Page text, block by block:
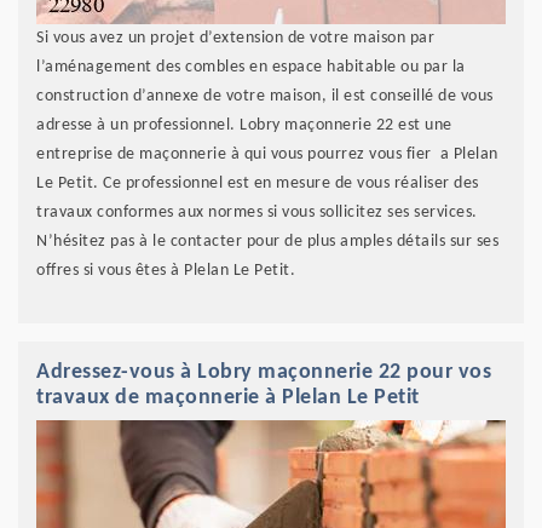
Si vous avez un projet d’extension de votre maison par
l’aménagement des combles en espace habitable ou par la
construction d’annexe de votre maison, il est conseillé de vous
adresse à un professionnel. Lobry maçonnerie 22 est une
entreprise de maçonnerie à qui vous pourrez vous fier a Plelan
Le Petit. Ce professionnel est en mesure de vous réaliser des
travaux conformes aux normes si vous sollicitez ses services.
N’hésitez pas à le contacter pour de plus amples détails sur ses
offres si vous êtes à Plelan Le Petit.
Adressez-vous à Lobry maçonnerie 22 pour vos
travaux de maçonnerie à Plelan Le Petit